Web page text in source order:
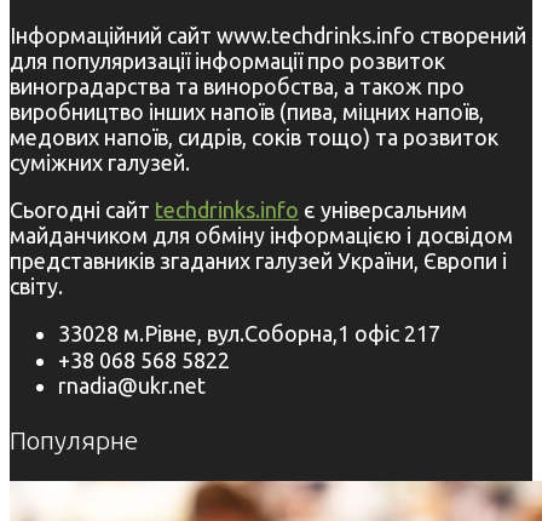
Інформаційний сайт www.techdrinks.info створений
для популяризації інформації про розвиток
виноградарства та виноробства, а також про
виробництво інших напоїв (пива, міцних напоїв,
медових напоїв, сидрів, соків тощо) та розвиток
суміжних галузей.
Сьогодні сайт techdrinks.info є універсальним
майданчиком для обміну інформацією і досвідом
представників згаданих галузей України, Європи і
світу.
33028 м.Рівне, вул.Соборна,1 офіс 217
+38 068 568 5822
rnadia@ukr.net
Популярне